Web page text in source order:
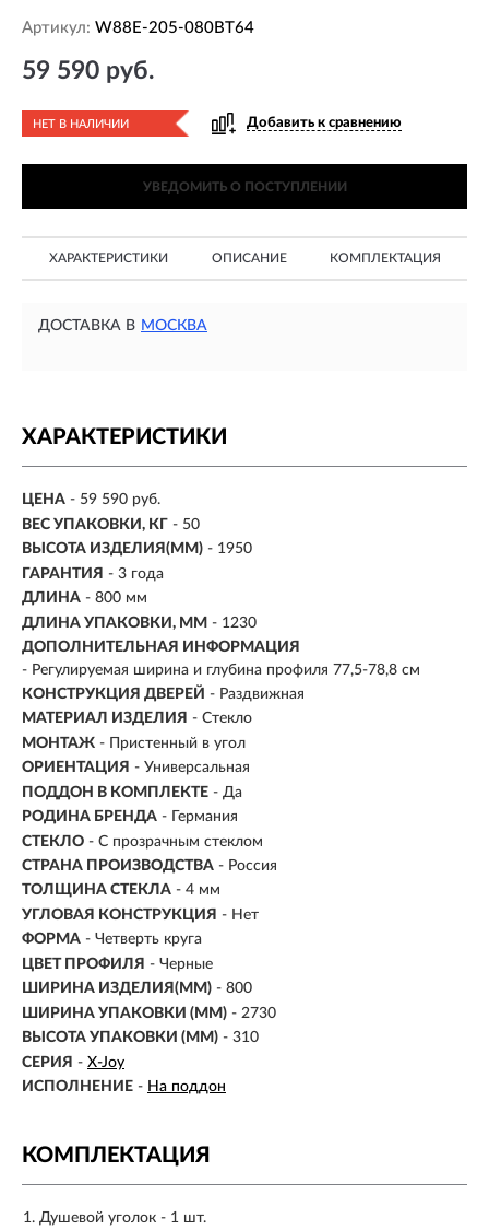
Артикул: W88E-205-080BT64
59 590 руб.
НЕТ В НАЛИЧИИ Добавить к сравнению
УВЕДОМИТЬ О ПОСТУПЛЕНИИ
ХАРАКТЕРИСТИКИ ОПИСАНИЕ КОМПЛЕКТАЦИЯ
ДОСТАВКА В МОСКВА
ХАРАКТЕРИСТИКИ
ЦЕНА - 59 590 руб.
ВЕС УПАКОВКИ, КГ - 50
ВЫСОТА ИЗДЕЛИЯ(ММ) - 1950
ГАРАНТИЯ - 3 года
ДЛИНА - 800 мм
ДЛИНА УПАКОВКИ, ММ - 1230
ДОПОЛНИТЕЛЬНАЯ ИНФОРМАЦИЯ
- Регулируемая ширина и глубина профиля 77,5-78,8 см
КОНСТРУКЦИЯ ДВЕРЕЙ - Раздвижная
МАТЕРИАЛ ИЗДЕЛИЯ - Стекло
МОНТАЖ - Пристенный в угол
ОРИЕНТАЦИЯ - Универсальная
ПОДДОН В КОМПЛЕКТЕ - Да
РОДИНА БРЕНДА - Германия
СТЕКЛО - С прозрачным стеклом
СТРАНА ПРОИЗВОДСТВА - Россия
ТОЛЩИНА СТЕКЛА - 4 мм
УГЛОВАЯ КОНСТРУКЦИЯ - Нет
ФОРМА - Четверть круга
ЦВЕТ ПРОФИЛЯ - Черные
ШИРИНА ИЗДЕЛИЯ(ММ) - 800
ШИРИНА УПАКОВКИ (ММ) - 2730
ВЫСОТА УПАКОВКИ (ММ) - 310
СЕРИЯ - X-Joy
ИСПОЛНЕНИЕ - На поддон
КОМПЛЕКТАЦИЯ
Душевой уголок - 1 шт.